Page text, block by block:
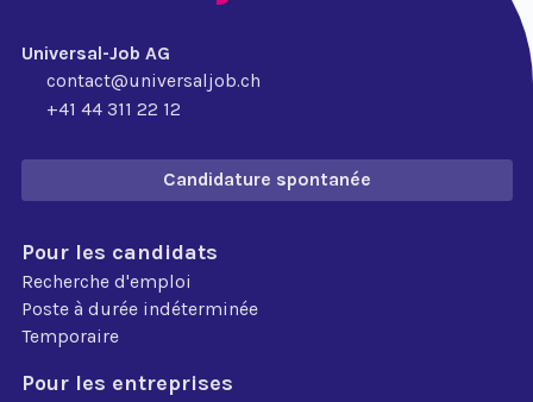
Universal-Job AG
contact@universaljob.ch
+41 44 311 22 12
Candidature spontanée
Pour les candidats
Recherche d'emploi
Poste à durée indéterminée
Temporaire
Pour les entreprises